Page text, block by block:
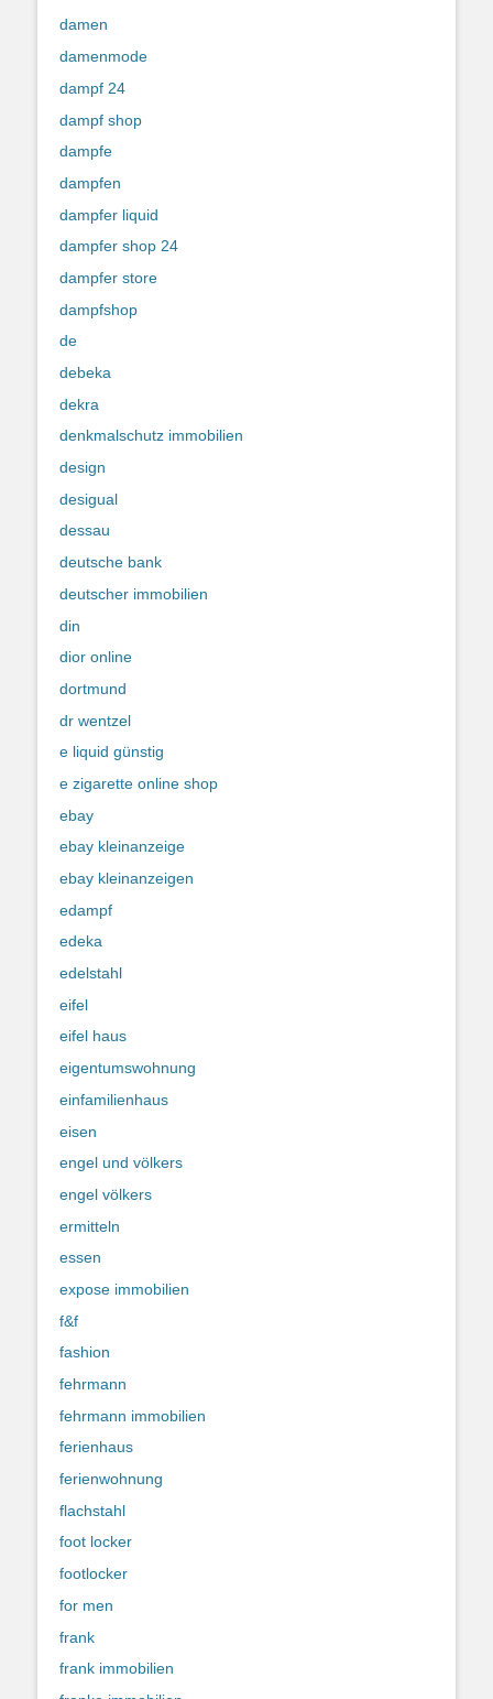
damen
damenmode
dampf 24
dampf shop
dampfe
dampfen
dampfer liquid
dampfer shop 24
dampfer store
dampfshop
de
debeka
dekra
denkmalschutz immobilien
design
desigual
dessau
deutsche bank
deutscher immobilien
din
dior online
dortmund
dr wentzel
e liquid günstig
e zigarette online shop
ebay
ebay kleinanzeige
ebay kleinanzeigen
edampf
edeka
edelstahl
eifel
eifel haus
eigentumswohnung
einfamilienhaus
eisen
engel und völkers
engel völkers
ermitteln
essen
expose immobilien
f&f
fashion
fehrmann
fehrmann immobilien
ferienhaus
ferienwohnung
flachstahl
foot locker
footlocker
for men
frank
frank immobilien